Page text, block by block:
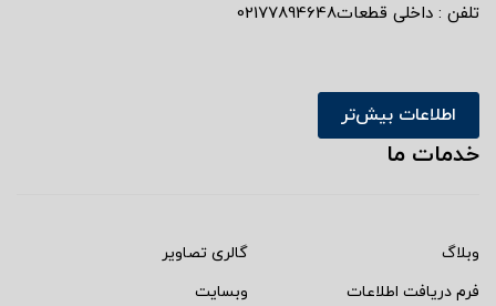
تلفن : داخلی قطعات02177894648
اطلاعات بیش‌تر
خدمات ما
وبلاگ
گالری تصاویر
فرم دریافت اطلاعات
وبسایت